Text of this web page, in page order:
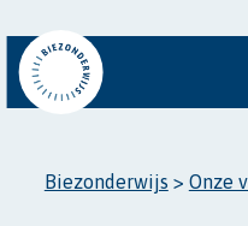
Biezonderwijs > Onze